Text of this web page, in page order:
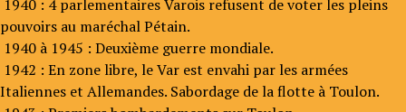
1940 : 4 parlementaires Varois refusent de voter les pleins
pouvoirs au maréchal Pétain.
1940 à 1945 : Deuxième guerre mondiale.
1942 : En zone libre, le Var est envahi par les armées
Italiennes et Allemandes. Sabordage de la flotte à Toulon.